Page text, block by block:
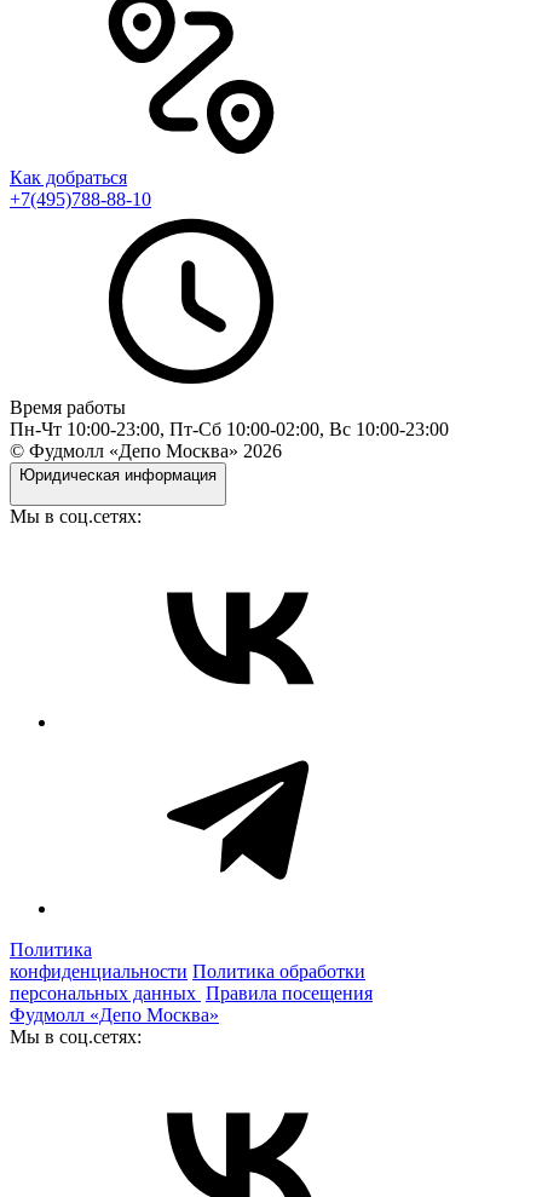
Как добраться
+7(495)788-88-10
Время работы
Пн-Чт 10:00-23:00, Пт-Сб 10:00-02:00, Вс 10:00-23:00
© Фудмолл «Депо Москва» 2026
Юридическая информация
Мы в соц.сетях:
Политика
конфиденциальности Политика обработки
персональных данных Правила посещения
Фудмолл «Депо Москва»
Мы в соц.сетях: